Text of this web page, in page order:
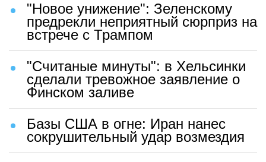
"Новое унижение": Зеленскому
предрекли неприятный сюрприз на
встрече с Трампом
"Считаные минуты": в Хельсинки
сделали тревожное заявление о
Финском заливе
Базы США в огне: Иран нанес
сокрушительный удар возмездия